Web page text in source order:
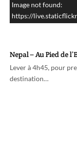
Image not found:
https://
Nepal – Au Pied de
Lever à 4h45, pour
destination…